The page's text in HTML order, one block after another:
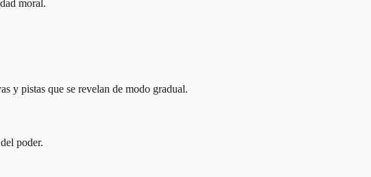
moral.
y pistas que se revelan de modo gradual.
poder.